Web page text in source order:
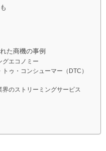
た商機の事例
グエコノミー
ゥ・コンシューマー（DTC）
のストリーミングサービス